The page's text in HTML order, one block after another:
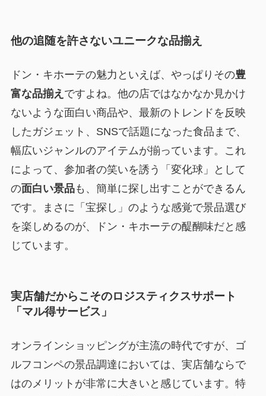
他の追随を許さないユニークな品揃え
ドン・キホーテの魅力といえば、やっぱりその豊
富な品揃え ですよね。他の店ではなかなか見かけ
ないような面白い商品や、最新のトレンドを反映
したガジェット、SNSで話題になった食品まで、
幅広いジャンルのアイテムが揃っています。これ
によって、参加者の笑いを誘う「変化球」として
の面白い景品も、簡単に探し出すことができるん
です。まさに 「宝探し」のような感覚で景品選び
を楽しめるのが、ドン・キホーテの醍醐味だと感
じています。
実店舗だからこそのロジスティクスサポート
「マル得サービス」
オンラインショッピングが主流の時代ですが、ゴ
ルフコンペの景品調達においては、実店舗ならで
はのメリットが非常に大きいと感じています。特